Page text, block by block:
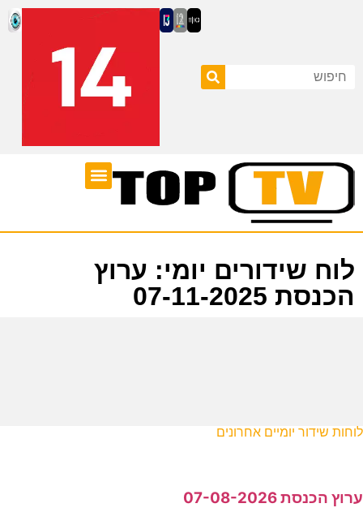
לוח שידורים יומי: ערוץ
הכנסת 07-11-2025
לוחות שידור יומיים אחרונים
ערוץ הכנסת 07-08-2026